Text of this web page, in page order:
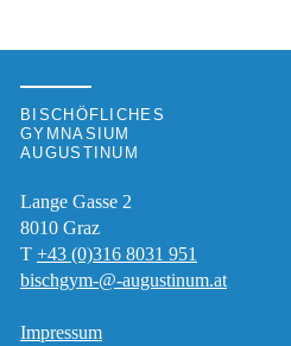
BISCHÖFLICHES
GYMNASIUM
AUGUSTINUM
Lange Gasse 2
8010 Graz
T +43 (0)316 8031 951
bischgym-@-augustinum.at
Impressum